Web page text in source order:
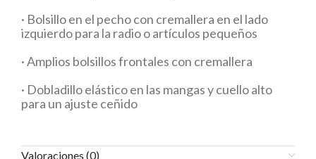
· Bolsillo en el pecho con cremallera en el lado
izquierdo para la radio o artículos pequeños
· Amplios bolsillos frontales con cremallera
· Dobladillo elástico en las mangas y cuello alto
para un ajuste ceñido
Valoraciones (0)